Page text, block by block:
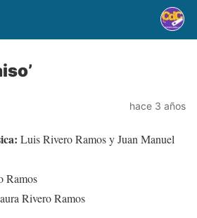
hace 3 años
Luis Rivero Ramos y Juan Manuel
Ramos
Rivero Ramos